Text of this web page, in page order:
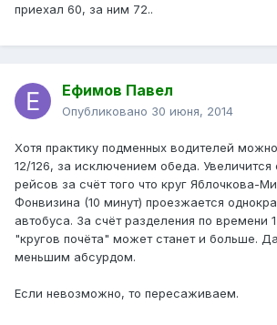
приехал 60, за ним 72..
Ефимов Павел
Опубликовано 30 июня, 2014
Хотя практику подменных водителей
12/126, за исключением обеда.
рейсов за счёт того что круг Яблочкова-
Фонвизина (10 минут) проезжается
автобуса. За счёт разделения по времени
"кругов почёта" может станет и больше.
меньшим абсурдом.
Если невозможно, то пересаживаем.